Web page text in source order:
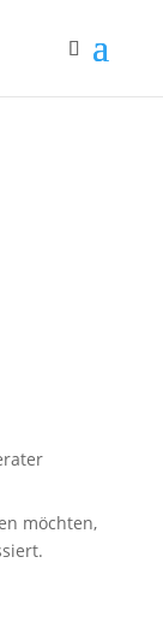
möchten,